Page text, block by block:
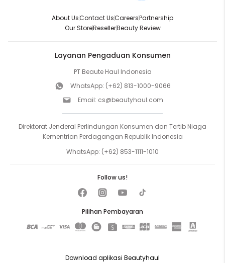
About UsContact UsCareersPartnership
Our StoreResellerBeauty Review
Layanan Pengaduan Konsumen
PT Beaute Haul Indonesia
WhatsApp: (+62) 813-1000-9066
Email: cs@beautyhaul.com
Direktorat Jenderal Perlindungan Konsumen dan Tertib Niaga
Kementrian Perdagangan Republik Indonesia
WhatsApp: (+62) 853-1111-1010
Pilihan Pembayaran
Follow us!
Download aplikasi Beautyhaul